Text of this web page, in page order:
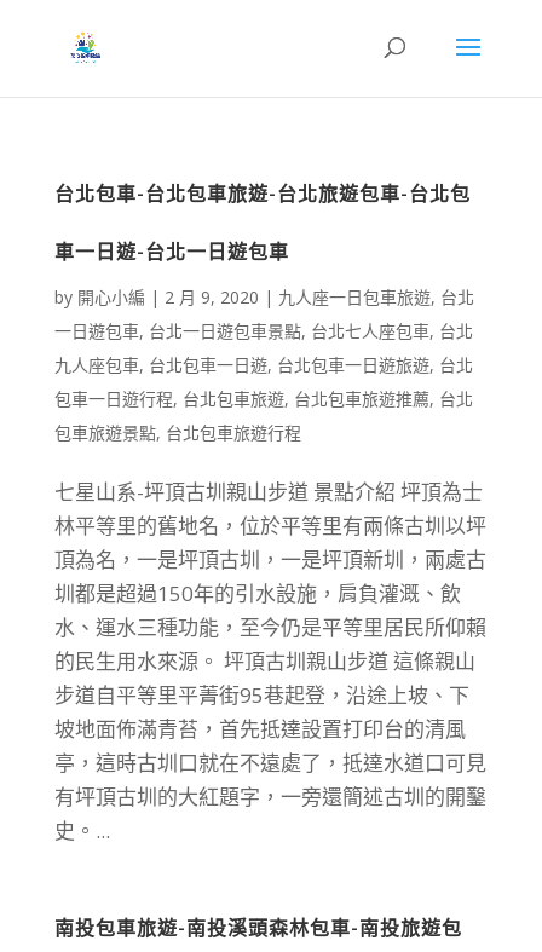
台北包車-台北包車旅遊-台北旅遊包車-台北包
車一日遊-台北一日遊包車
by 開心小編 | 2 月 9, 2020 | 九人座一日包車旅遊, 台北
一日遊包車, 台北一日遊包車景點, 台北七人座包車, 台北
九人座包車, 台北包車一日遊, 台北包車一日遊旅遊, 台北
包車一日遊行程, 台北包車旅遊, 台北包車旅遊推薦, 台北
包車旅遊景點, 台北包車旅遊行程
七星山系-坪頂古圳親山步道 景點介紹 坪頂為士
林平等里的舊地名，位於平等里有兩條古圳以坪
頂為名，一是坪頂古圳，一是坪頂新圳，兩處古
圳都是超過150年的引水設施，肩負灌溉、飲
水、運水三種功能，至今仍是平等里居民所仰賴
的民生用水來源。 坪頂古圳親山步道 這條親山
步道自平等里平菁街95巷起登，沿途上坡、下
坡地面佈滿青苔，首先抵達設置打印台的清風
亭，這時古圳口就在不遠處了，抵達水道口可見
有坪頂古圳的大紅題字，一旁還簡述古圳的開鑿
史。...
南投包車旅遊-南投溪頭森林包車-南投旅遊包